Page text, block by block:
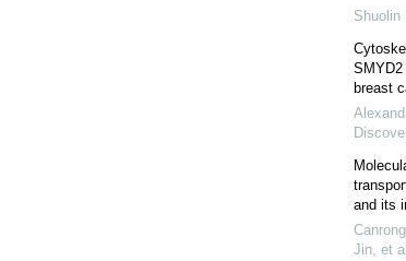
Shuolin
breast
and its
Jin, et